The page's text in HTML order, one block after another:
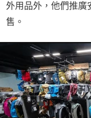
外用品外，他們推廣
售。